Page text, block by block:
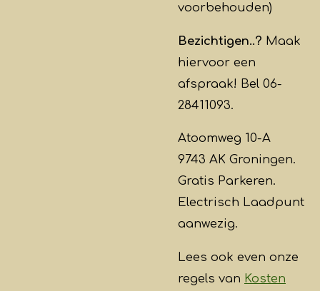
voorbehouden)
Bezichtigen..? Maak
hiervoor een
afspraak! Bel 06-
28411093.
Atoomweg 10-A
9743 AK Groningen.
Gratis Parkeren.
Electrisch Laadpunt
aanwezig.
Lees ook even onze
regels van Kosten